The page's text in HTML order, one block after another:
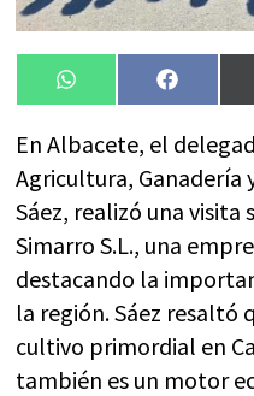
Compartir
en
WhatsApp
en
En Albacete, el
Agricultura, Ganadería
Sáez, realizó una
Simarro S.L., una
destacando la
la región. Sáez resaltó
cultivo primordial en
también es un motor